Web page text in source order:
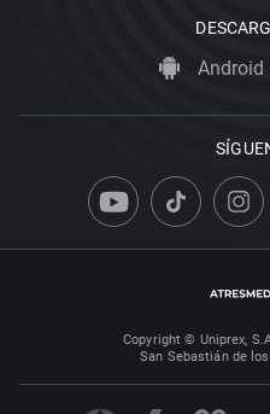
Android
Copyright © Uniprex,
San Sebastián de